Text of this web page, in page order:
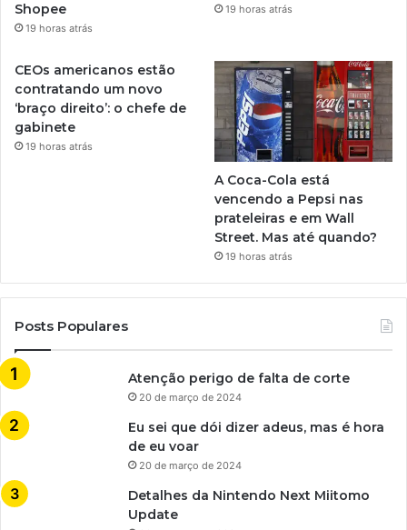
Shopee
19 horas atrás
19 horas atrás
CEOs americanos estão
contratando um novo
‘braço direito’: o chefe de
gabinete
19 horas atrás
A Coca-Cola está
vencendo a Pepsi nas
prateleiras e em Wall
Street. Mas até quando?
19 horas atrás
Posts Populares
Atenção perigo de falta de corte
20 de março de 2024
Eu sei que dói dizer adeus, mas é hora
de eu voar
20 de março de 2024
Detalhes da Nintendo Next Miitomo
Update